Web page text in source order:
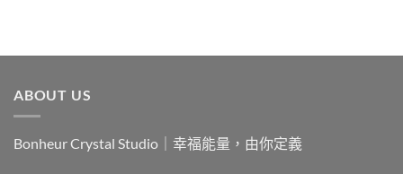
ABOUT US
Bonheur Crystal Studio｜幸福能量，由你定義